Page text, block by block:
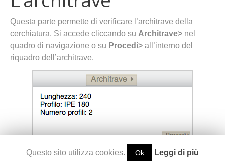
Questa parte permette di verificare l’architrave della
cerchiatura. Si accede cliccando su Architrave> nel
quadro di navigazione o su Procedi> all’interno del
riquadro dell’architrave.
Questo sito utilizza cookies. Ok Leggi di più